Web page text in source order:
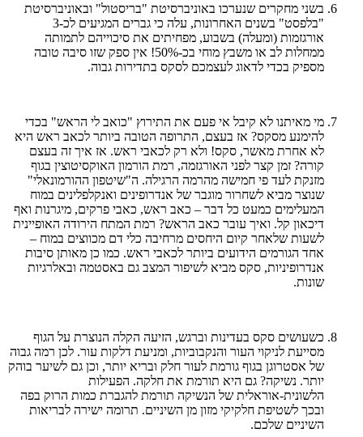
בשני מחקרים שנערכו באוניברסיטת "בריסטול" ובאוניברסיטת
"בלפסט" בשנים האחרונות, עלה כי גברים המגיעים לכ-3
אורגזמות (ומעלה) בשבוע, מפחיתים את סיכוייהם לתמותה
ממחלות לב או משבץ מוחי בכ-50%! אין ספק שזו סיבה טובה
מספיק בכדי לדאוג לעצמכם לסקס בתדירות גבוה.
מי מאיתנו לא קיבל אי פעם את התירוץ "כואב לי הראש" בכדי
להימנע מסקס? אז בעצם, התרופה הטובה ביותר לכאב ראש היא
לא אחרת מאשר, סקס! ולא רק לכאבי ראש. אז איך זה בעצם
קורה? זמן קצר לפני האורגזמה, רמת הורמון האוקסיטוצין בגוף
מזנקת לעד פי חמישה מהרמה הרגילה. ה"שיטפון ההורמונאלי"
שנוצר מביא לשחרור מוגבר של אנדרופינים ואנקלפלינים במוח
המעלימים כמעט כל דבר – כאב ראש, כאבי פרקים, מיגרנות ואף
דיכאון קל. ואיך עובר כאב הראש? רמת המתח הירודה האופיינית
לשעות שלאחר קיום היחסים מרחיבה כלי דם מכווצים במוח –
אחד הגורמים הידועים ביותר לכאבי ראש. כמו כן מאותן סיבות
אנדרופיניות, סקס מביא לשיפור המצב גם באסטמה ובאלרגיות
שונות.
כשעושים סקס בעדינות וברגש, הזיעה הקלה הנוצרת על הגוף
מסייעת לניקוי העור והנקבוביות, ומניעת דלקות עור. לכן רמה גבוה
של אסטרוגן בגוף גורמת לעור חלק ובריא יותר, וכן גם לשיער בוהק
יותר. נשיקה? גם היא תורמת את חלקה. הפעילות
הלשונית-אוראלית של הנשיקה תורמת להגברת כמות הרוק בפה
ובכך לשטיפת חלקיקי מזון מן השיניים. תרומה ישירה לבריאות
השיניים שלכם.